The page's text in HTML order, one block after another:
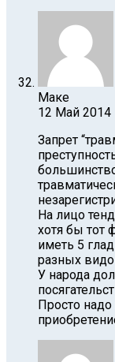
Маке
12 Май 2014
Запрет
На лицо
хотя бы тот
иметь 5
разных
У народа
Просто